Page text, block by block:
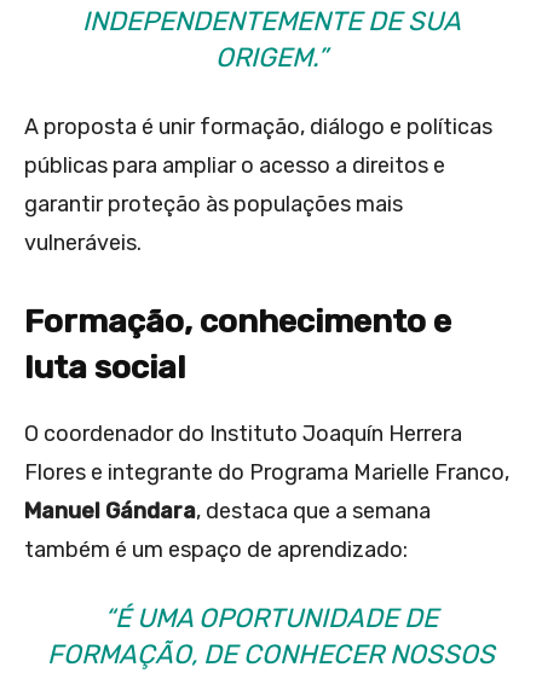
INDEPENDENTEMENTE DE SUA
ORIGEM.”
A proposta é unir formação, diálogo e políticas
públicas para ampliar o acesso a direitos e
garantir proteção às populações mais
vulneráveis.
Formação, conhecimento e
luta social
O coordenador do Instituto Joaquín Herrera
Flores e integrante do Programa Marielle Franco,
Manuel Gándara, destaca que a semana
também é um espaço de aprendizado:
“É UMA OPORTUNIDADE DE
FORMAÇÃO, DE CONHECER NOSSOS